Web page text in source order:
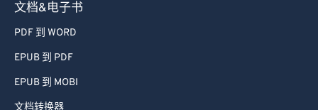
文档&电子书
PDF 到 WORD
EPUB 到 PDF
EPUB 到 MOBI
文档转换器